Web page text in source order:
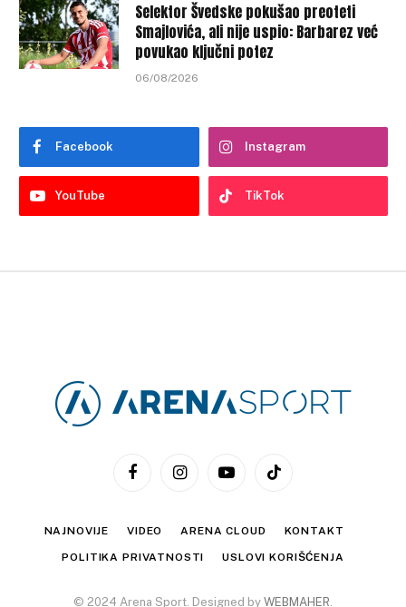
Selektor Švedske pokušao preoteti
Smajlovića, ali nije uspio: Barbarez već
povukao ključni potez
06/08/2026
Facebook Instagram
YouTube TikTok
FacebookInstagramYouTubeTikTok
NAJNOVIJE VIDEO ARENA CLOUD KONTAKT
POLITIKA PRIVATNOSTI USLOVI KORIŠĆENJA
© 2024 Arena Sport. Designed by WEBMAHER.